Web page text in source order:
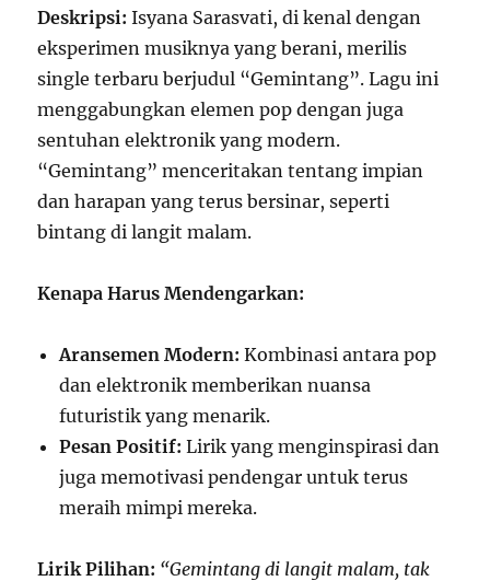
Deskripsi: Isyana Sarasvati, di kenal dengan
eksperimen musiknya yang berani, merilis
single terbaru berjudul “Gemintang”. Lagu ini
menggabungkan elemen pop dengan juga
sentuhan elektronik yang modern.
“Gemintang” menceritakan tentang impian
dan harapan yang terus bersinar, seperti
bintang di langit malam.
Kenapa Harus Mendengarkan:
Aransemen Modern: Kombinasi antara pop
dan elektronik memberikan nuansa
futuristik yang menarik.
Pesan Positif: Lirik yang menginspirasi dan
juga memotivasi pendengar untuk terus
meraih mimpi mereka.
Lirik Pilihan: “Gemintang di langit malam, tak